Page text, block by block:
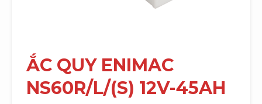
ẮC QUYENIMAC
NS60R/L/(S) 12V-45AH